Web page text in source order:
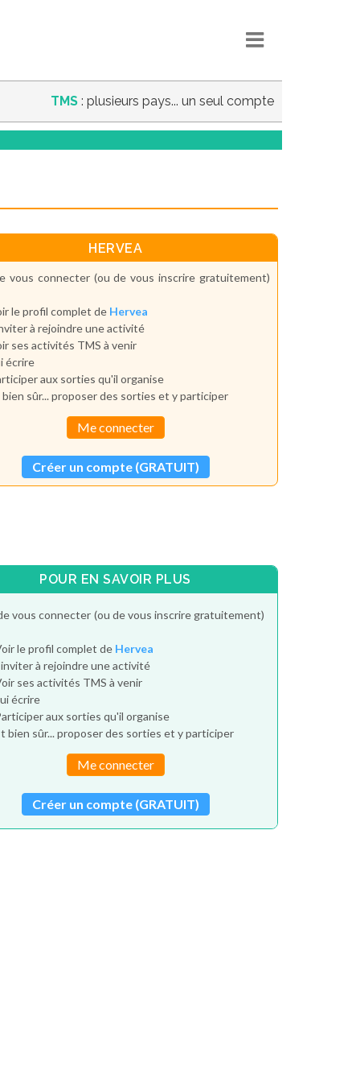
TMS : plusieurs pays... un seul compte
HERVEA
vous connecter (ou de vous inscrire gratuitement)
le profil complet de Hervea
à rejoindre une activité
ses activités TMS à venir
écrire
aux sorties qu'il organise
bien sûr... proposer des sorties et y participer
Me connecter
Créer un compte (GRATUIT)
POUR EN SAVOIR PLUS
vous connecter (ou de vous inscrire gratuitement)
le profil complet de Hervea
à rejoindre une activité
ses activités TMS à venir
écrire
aux sorties qu'il organise
bien sûr... proposer des sorties et y participer
Me connecter
Créer un compte (GRATUIT)